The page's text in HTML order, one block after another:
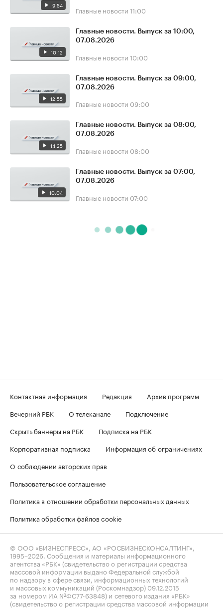
9:54 Главные новости 11:00
10:12
Главные новости. Выпуск за 10:00,
07.08.2026
Главные новости 10:00
12:55
Главные новости. Выпуск за 09:00,
07.08.2026
Главные новости 09:00
14:25
Главные новости. Выпуск за 08:00,
07.08.2026
Главные новости 08:00
10:04
Главные новости. Выпуск за 07:00,
07.08.2026
Главные новости 07:00
Контактная информация Редакция
Архив программ
Вечерний РБК
О телеканале
Подключение
Скрыть баннеры на РБК
Подписка на РБК
Корпоративная подписка
Информация об ограничениях
О соблюдении авторских прав
Пользовательское соглашение
Политика в отношении обработки персональных данных
Политика обработки файлов cookie
© ООО «БИЗНЕСПРЕСС», АО «РОСБИЗНЕСКОНСАЛТИНГ»,
1995–2026 . Сообщения и материалы информационного
агентства «РБК» (свидетельство о регистрации средства
массовой информации выдано Федеральной службой
по надзору в сфере связи, информационных технологий
и массовых коммуникаций (Роскомнадзор) 09.12.2015
за номером ИА №ФС77-63848) и сетевого издания «РБК»
(свидетельство о регистрации средства массовой информации